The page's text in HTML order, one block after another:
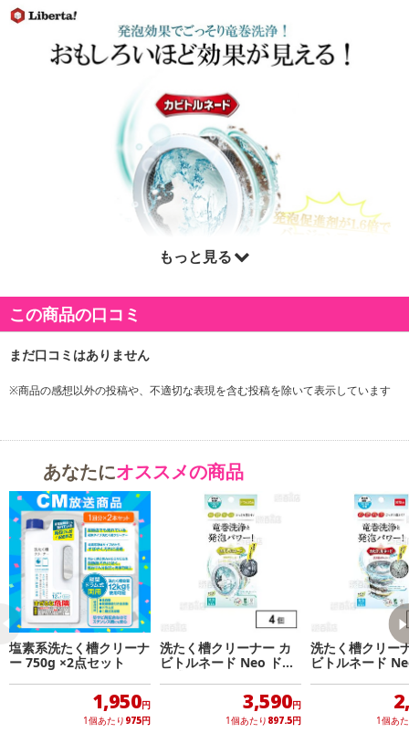
もっと見る
この商品の口コミ
※商品の感想以外の投稿や、不適切な表現を含む投稿を除いて表示しています
あなたにオススメの商品
塩素系洗たく槽クリーナ
ー 750g ×2点セット
1,950円
1個あたり 975円
洗たく槽クリーナー カ
ビトルネード Neo ドラ
3,590円
1個あたり 897.5円
洗たく槽クリー
ビトルネード
1個あ